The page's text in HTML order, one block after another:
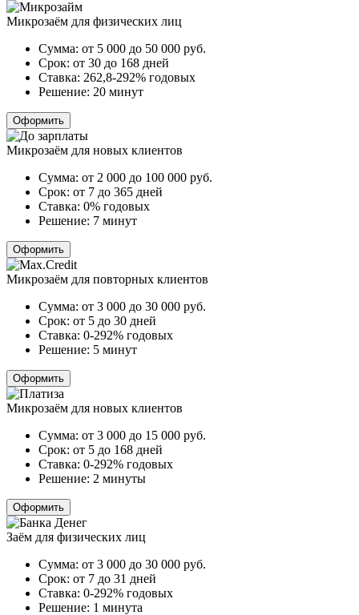
Микрозаём для физических лиц
Сумма: от 5 000 до 50 000 руб.
Срок: от 30 до 168 дней
Ставка: 262,8-292% годовых
Решение: 20 минут
Оформить
Микрозаём для новых клиентов
Сумма: от 2 000 до 100 000 руб.
Срок: от 7 до 365 дней
Ставка: 0% годовых
Решение: 7 минут
Оформить
Микрозаём для повторных клиентов
Сумма: от 3 000 до 30 000 руб.
Срок: от 5 до 30 дней
Ставка: 0-292% годовых
Решение: 5 минут
Оформить
Микрозаём для новых клиентов
Сумма: от 3 000 до 15 000 руб.
Срок: от 5 до 168 дней
Ставка: 0-292% годовых
Решение: 2 минуты
Оформить
Заём для физических лиц
Сумма: от 3 000 до 30 000 руб.
Срок: от 7 до 31 дней
Ставка: 0-292% годовых
Решение: 1 минута